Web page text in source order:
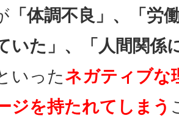
「体調不良」、「労
いた」、「人間関係
いったネガティブな
ジを持たれてしまう